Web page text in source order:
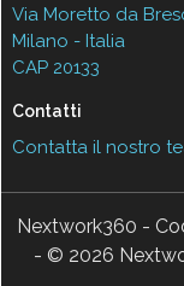
Via Moretto da
Milano - Italia
CAP 20133
Contatti
Contatta il nostro
Nextwork360 -
- © 2026